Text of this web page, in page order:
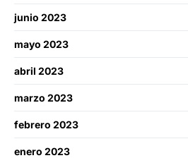
junio 2023
mayo 2023
abril 2023
marzo 2023
febrero 2023
enero 2023